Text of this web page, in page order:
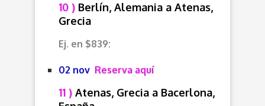
10 ) Berlín, Alemania a Atenas,
Grecia
Ej. en $839:
02 nov Reserva aquí
11 ) Atenas, Grecia a Bacerlona,